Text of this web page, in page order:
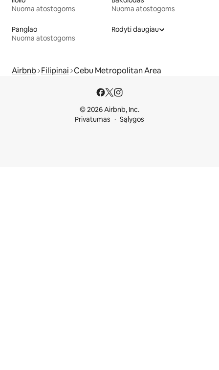
Nuoma atostogoms
Nuoma atostogoms
Panglao
Nuoma atostogoms
Rodyti daugiau
Airbnb Filipinai Cebu Metropolitan Area
© 2026 Airbnb, Inc.
Privatumas
Sąlygos